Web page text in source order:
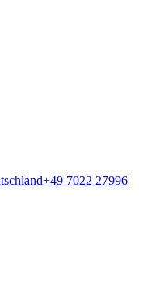
+49 7022 27996